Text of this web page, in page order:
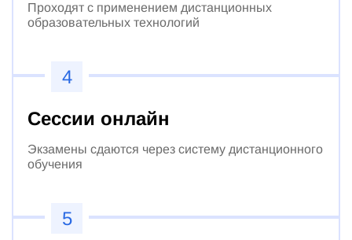
Проходят с применением дистанционных
образовательных технологий
4
Сессии онлайн
Экзамены сдаются через систему дистанционного
обучения
5